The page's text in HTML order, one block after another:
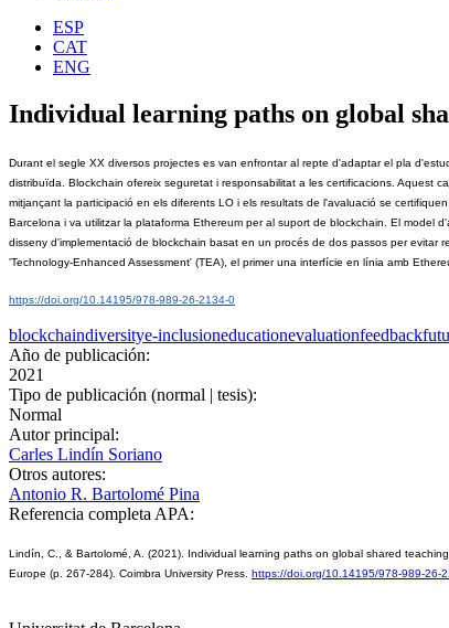
ESP
CAT
ENG
Individual learning paths on global
Durant el segle XX diversos projectes es van enfrontar al repte d'adaptar el pla
distribuïda. Blockchain ofereix seguretat i responsabilitat a les certificacions. Aquest
mitjançant la participació en els diferents LO i els resultats de l'avaluació se
Barcelona i va utilitzar la plataforma Ethereum per al suport de blockchain. El model
disseny d'implementació de blockchain basat en un procés de dos passos per evitar
'Technology-Enhanced Assessment' (TEA), el primer una interfície en línia amb
https://doi.org/10.14195/978-989-26-2134-0
blockchaindiversitye-inclusioneducationevaluationfeedback
Año de publicación:
2021
Tipo de publicación (normal | tesis):
Normal
Autor principal:
Carles Lindín Soriano
Otros autores:
Antonio R. Bartolomé Pina
Referencia completa APA:
Lindín, C., & Bartolomé, A. (2021). Individual learning paths on global shared
Europe (p. 267-284). Coimbra University Press. https://doi.org/10.14195/978-989-26-